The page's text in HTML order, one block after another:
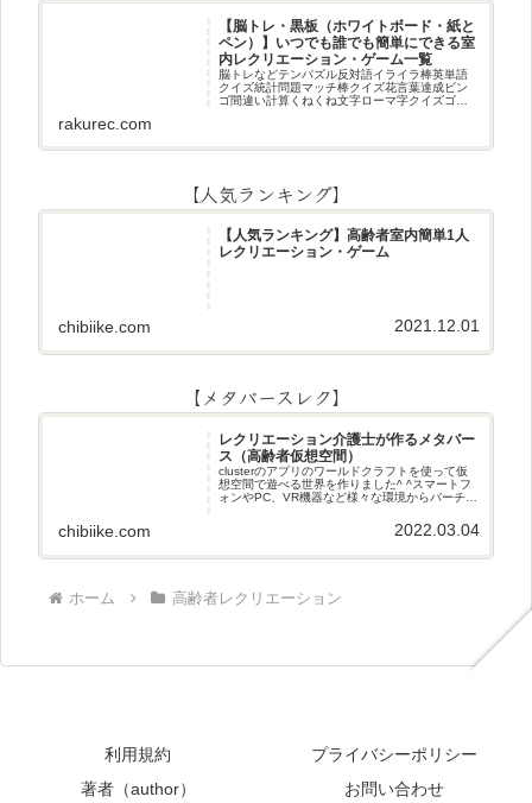
【脳トレ・黒板（ホワイトボード・紙と
ペン）】いつでも誰でも簡単にできる室
内レクリエーション・ゲーム一覧
脳トレなどテンパズル反対語イライラ棒英単語
クイズ統計問題マッチ棒クイズ花言葉達成ビン
ゴ間違い計算くねくね文字ローマ字クイズゴロ
rakurec.com
【人気ランキング】
【人気ランキング】高齢者室内簡単1人
レクリエーション・ゲーム
chibiike.com 2021.12.01
【メタバースレク】
レクリエーション介護士が作るメタバー
ス（高齢者仮想空間）
clusterのアプリのワールドクラフトを使って仮
想空間で遊べる世界を作りました^ ^スマートフ
ォンやPC、VR機器など様々な環境からバーチャ
chibiike.com 2022.03.04
ホーム 高齢者レクリエーション
利用規約
プライバシーポリシー
著者（author）
お問い合わせ